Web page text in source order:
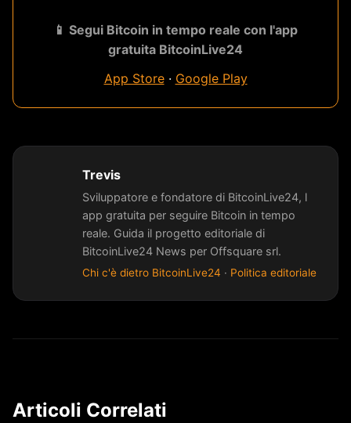
📱 Segui Bitcoin in tempo reale con l'app
gratuita BitcoinLive24
App Store· Google Play
Trevis
Sviluppatore e fondatore di BitcoinLive24, l
app gratuita per seguire Bitcoin in tempo
reale. Guida il progetto editoriale di
BitcoinLive24 News per Offsquare srl.
Chi c'è dietro BitcoinLive24 · Politica editoriale
Articoli Correlati